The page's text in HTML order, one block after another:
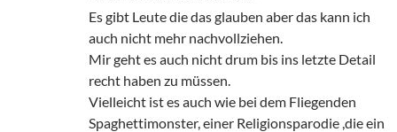
Es gibt Leute die das glauben aber das kann ich
auch nicht mehr nachvollziehen.
Mir geht es auch nicht drum bis ins letzte Detail
recht haben zu müssen.
Vielleicht ist es auch wie bei dem Fliegenden
Spaghettimonster, einer Religionsparodie ,die ein